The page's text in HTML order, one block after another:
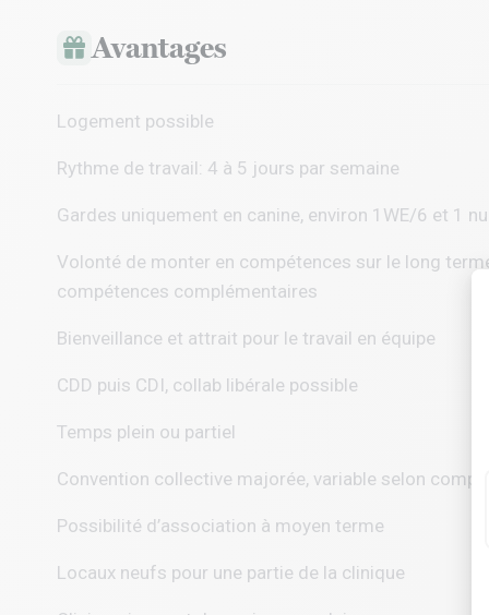
Avantages
Logement possible
Rythme de travail: 4 à 5 jours par semaine
Gardes uniquement en canine, environ 1WE/6 et 1
Volonté de monter en compétences sur le long
compétences complémentaires
Bienveillance et attrait pour le travail en équipe
CDD puis CDI, collab libérale possible
Temps plein ou partiel
Convention collective majorée, variable selon
Possibilité d’association à moyen terme
Locaux neufs pour une partie de la clinique